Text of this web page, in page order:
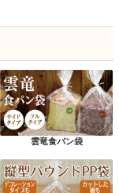
雲竜食パン袋